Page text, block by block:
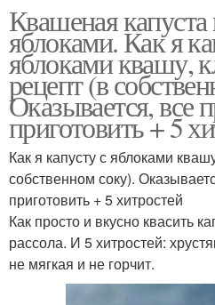
Квашеная капуста
яблоками. Как я
яблоками квашу,
рецепт (в
Оказывается, все
приготовить + 5
Как я капусту с яблоками
собственном соку).
приготовить + 5 хитростей
Как просто и вкусно квасить
рассола. И 5 хитростей:
не мягкая и не горчит.